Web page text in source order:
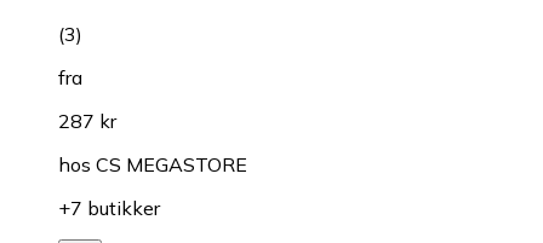
(3)
fra
287 kr
hos CS MEGASTORE
+7 butikker